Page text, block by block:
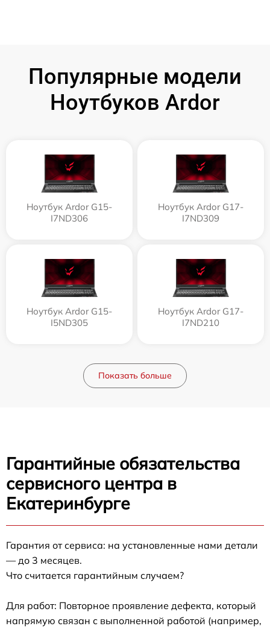
Популярные модели
Ноутбуков Ardor
Ноутбук Ardor G15-
I7ND306
Ноутбук Ardor G17-
I7ND309
Ноутбук Ardor G15-
I5ND305
Ноутбук Ardor G17-
I7ND210
Показать больше
Гарантийные обязательства
сервисного центра в
Екатеринбурге
Гарантия от сервиса: на установленные нами детали
— до 3 месяцев.
Что считается гарантийным случаем?
Для работ: Повторное проявление дефекта, который
напрямую связан с выполненной работой (например,